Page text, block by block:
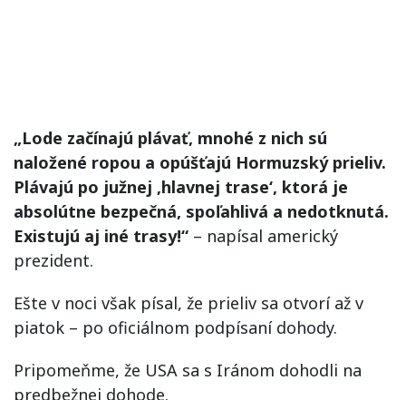
„Lode začínajú plávať, mnohé z nich sú
naložené ropou a opúšťajú Hormuzský prieliv.
Plávajú po južnej ‚hlavnej trase‘, ktorá je
absolútne bezpečná, spoľahlivá a nedotknutá.
Existujú aj iné trasy!“ – napísal americký
prezident.
Ešte v noci však písal, že prieliv sa otvorí až v
piatok – po oficiálnom podpísaní dohody.
Pripomeňme, že USA sa s Iránom dohodli na
predbežnej dohode.